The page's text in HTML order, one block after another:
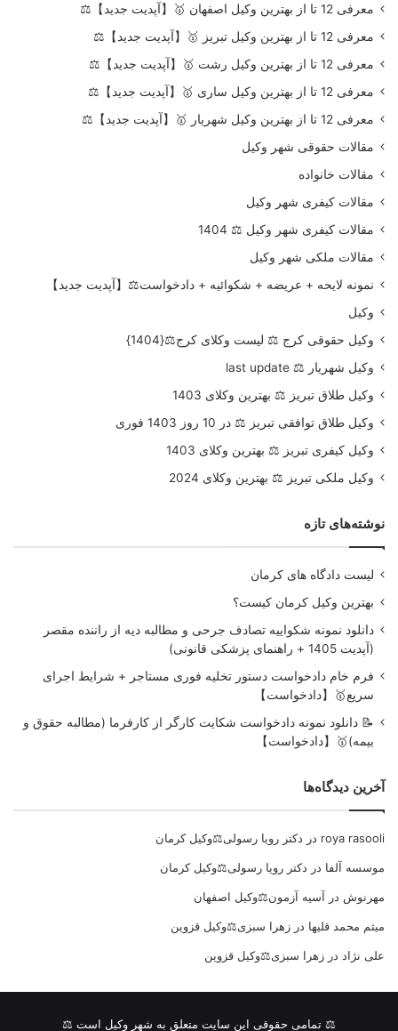
معرفی 12 تا از بهترین وکیل اصفهان 🥇【آپدیت جدید】⚖️
معرفی 12 تا از بهترین وکیل تبریز 🥇【آپدیت جدید】⚖️
معرفی 12 تا از بهترین وکیل رشت 🥇【آپدیت جدید】⚖️
معرفی 12 تا از بهترین وکیل ساری 🥇【آپدیت جدید】⚖️
معرفی 12 تا از بهترین وکیل شهریار 🥇【آپدیت جدید】⚖️
مقالات حقوقی شهر وکیل
مقالات خانواده
مقالات کیفری شهر وکیل
مقالات کیفری شهر وکیل ⚖️ 1404
مقالات ملکی شهر وکیل
نمونه لایحه + عریضه + شکوائیه + دادخواست⚖️【آپدیت جدید】
وکیل
وکیل حقوقی کرج ⚖️ لیست وکلای کرج⚖️{1404}
وکیل شهریار ⚖️ last update
وکیل طلاق تبریز ⚖️ بهترین وکلای 1403
وکیل طلاق توافقی تبریز ⚖️ در 10 روز 1403 فوری
وکیل کیفری تبریز ⚖️ بهترین وکلای 1403
وکیل ملکی تبریز ⚖️ بهترین وکلای 2024
نوشته‌های تازه
لیست دادگاه های کرمان
بهترین وکیل کرمان کیست؟
دانلود نمونه شکواییه تصادف جرحی و مطالبه دیه از راننده مقصر
(آپدیت 1405 + راهنمای پزشکی قانونی)
فرم خام دادخواست دستور تخلیه فوری مستاجر + شرایط اجرای
سریع🥇【دادخواست】
📝 دانلود نمونه دادخواست شکایت کارگر از کارفرما (مطالبه حقوق و
بیمه)🥇【دادخواست】
آخرین دیدگاه‌ها
roya rasooli در دکتر رویا رسولی⚖️وکیل کرمان
موسسه آلفا در دکتر رویا رسولی⚖️وکیل کرمان
مهرنوش در آسیه آزمون⚖️وکیل اصفهان
میثم محمد قلیها در زهرا سبزی⚖️وکیل قزوین
علی نژاد در زهرا سبزی⚖️وکیل قزوین
⚖ تمامی حقوقی این سایت متعلق به شهر وکیل است ⚖